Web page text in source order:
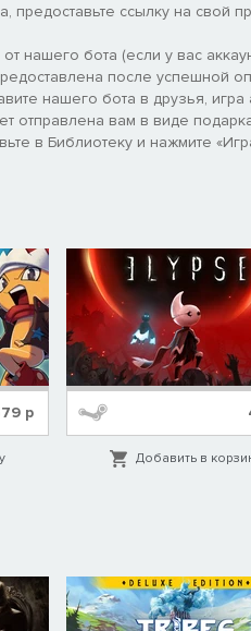
предоставьте ссылку на свой
нашего бота (если у вас
после успешной
нашего бота в друзья,
отправлена вам в виде
в Библиотеку и нажмите
р
Добавить в